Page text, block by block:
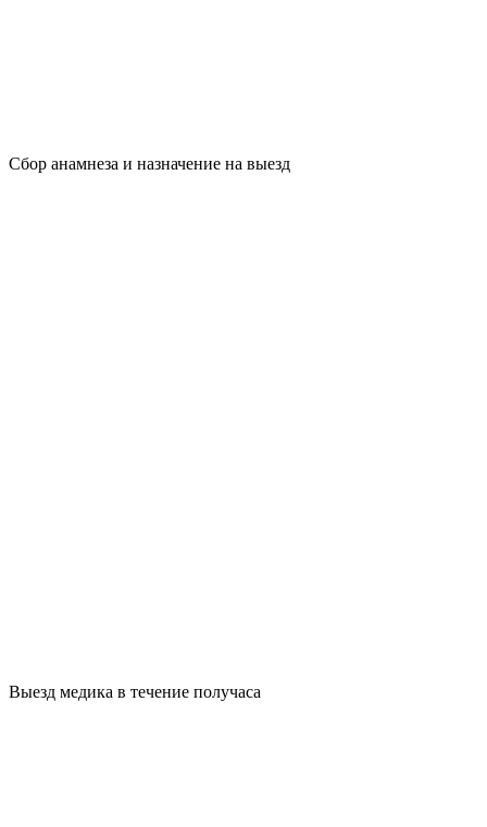
Сбор анамнеза и назначение на выезд
Выезд медика в течение получаса